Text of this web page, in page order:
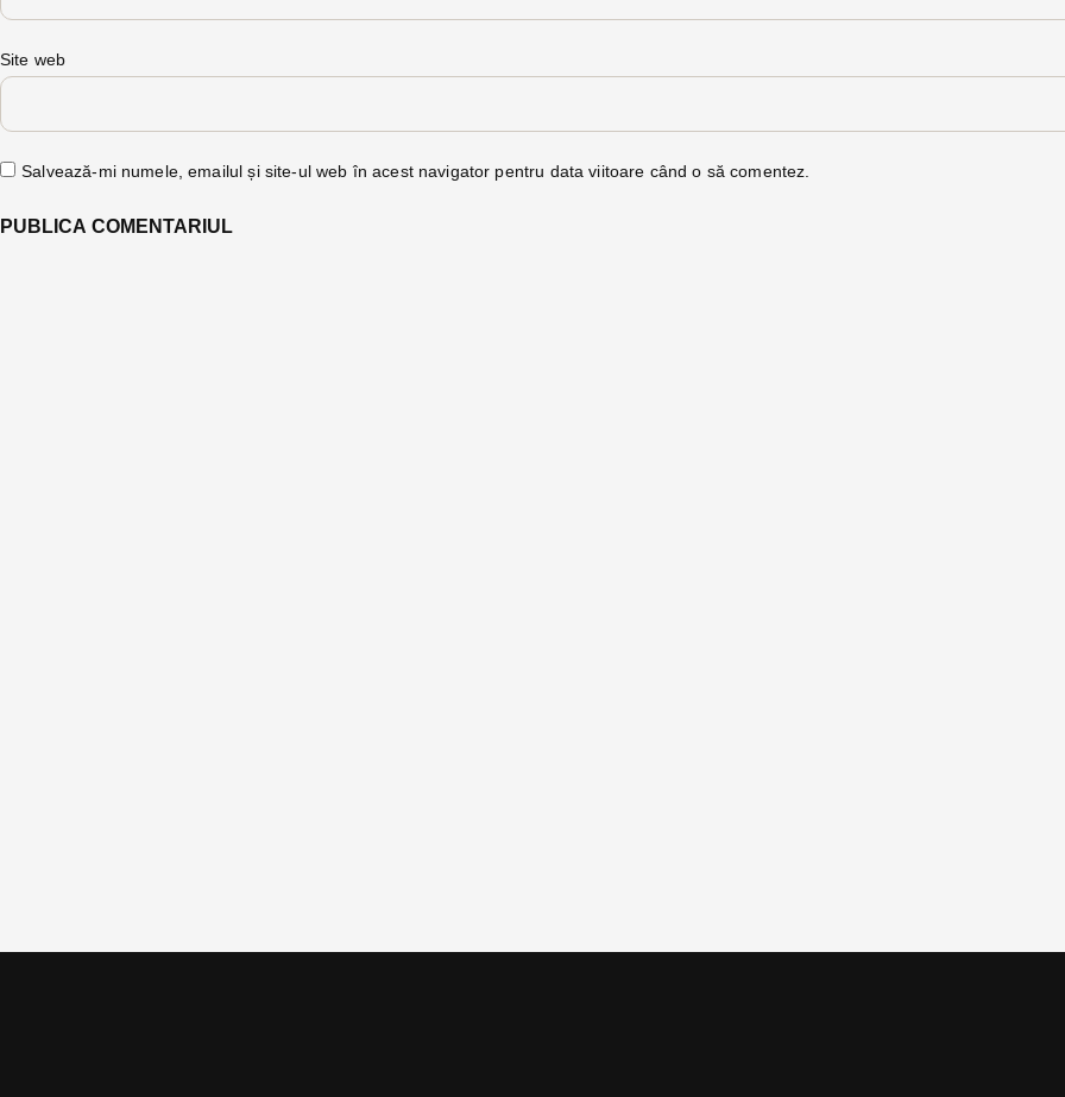
Site web
Salvează-mi numele, emailul și site-ul web în acest navigator pentru data viitoare când o să comentez.